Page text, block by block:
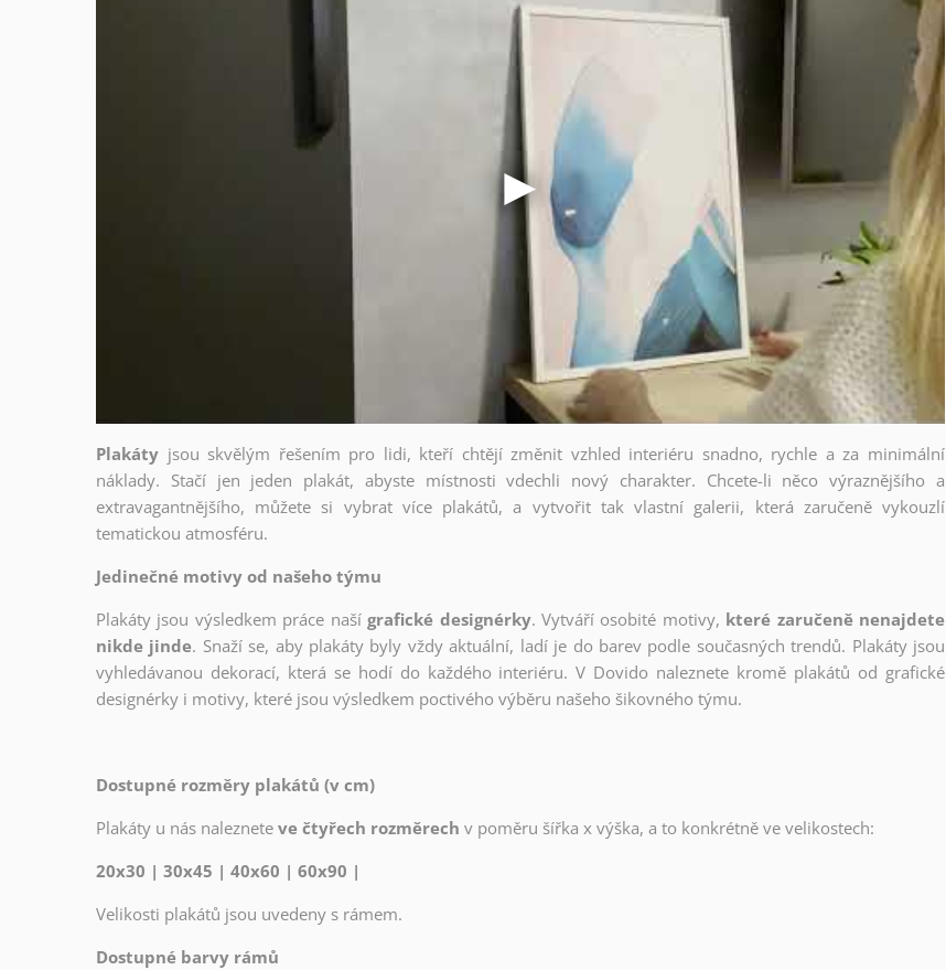
Plakáty jsou skvělým řešením pro lidi, kteří chtějí změnit vzhled interiéru snadno, rychle a za minimální
náklady. Stačí jen jeden plakát, abyste místnosti vdechli nový charakter. Chcete-li něco výraznějšího a
extravagantnějšího, můžete si vybrat více plakátů, a vytvořit tak vlastní galerii, která zaručeně vykouzlí
tematickou atmosféru.
Jedinečné motivy od našeho týmu
Plakáty jsou výsledkem práce naší grafické designérky. Vytváří osobité motivy, které zaručeně nenajdete
nikde jinde. Snaží se, aby plakáty byly vždy aktuální, ladí je do barev podle současných trendů. Plakáty jsou
vyhledávanou dekorací, která se hodí do každého interiéru. V Dovido naleznete kromě plakátů od grafické
designérky i motivy, které jsou výsledkem poctivého výběru našeho šikovného týmu.
Dostupné rozměry plakátů (v cm)
Plakáty u nás naleznete ve čtyřech rozměrech v poměru šířka x výška, a to konkrétně ve velikostech:
20x30 | 30x45 | 40x60 | 60x90 |
Velikosti plakátů jsou uvedeny s rámem.
Dostupné barvy rámů